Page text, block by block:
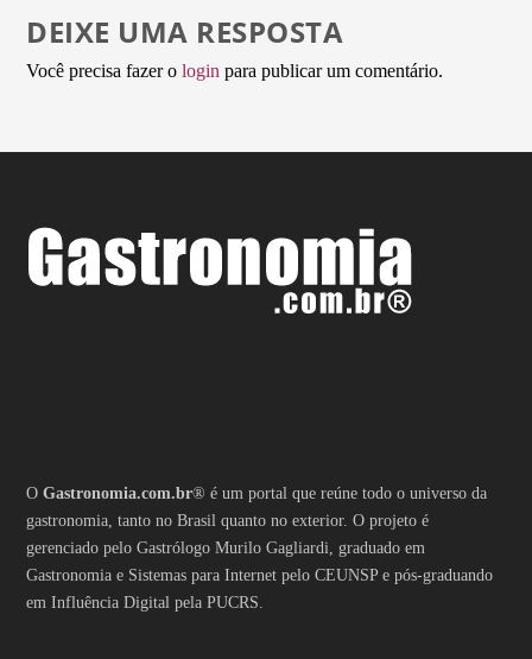
DEIXE UMA RESPOSTA
Você precisa fazer ologin para publicar um comentário.
OGastronomia.com.br® é um portal que reúne todo o universo da
gastronomia, tanto no Brasil quanto no exterior. O projeto é
gerenciado pelo Gastrólogo Murilo Gagliardi, graduado em
Gastronomia e Sistemas para Internet pelo CEUNSP e pós-graduando
em Influência Digital pela PUCRS.